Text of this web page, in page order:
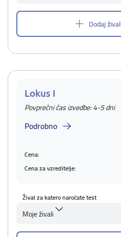
Dodaj žival
Lokus I
Povprečni čas izvedbe: 4-5 dni
Podrobno
Cena:
Cena za vzreditelje:
Žival za katero naročate test
Moje živali